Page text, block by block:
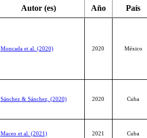
Autor (es) Año País
Moncada et al. (2020) 2020 México
Sánchez & Sánchez, (2020) 2020 Cuba
Maceo et al. (2021) 2021 Cuba